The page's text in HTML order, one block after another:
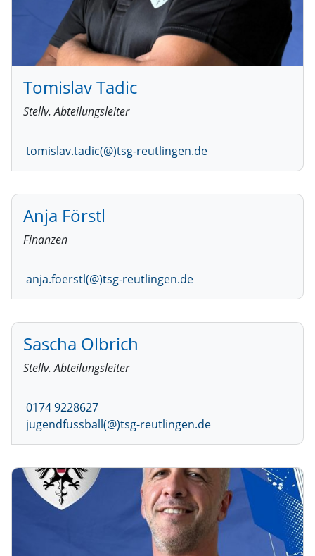
Tomislav Tadic
Stellv. Abteilungsleiter
tomislav.tadic(@)tsg-reutlingen.de
Anja Förstl
Finanzen
anja.foerstl(@)tsg-reutlingen.de
Sascha Olbrich
Stellv. Abteilungsleiter
0174 9228627
jugendfussball(@)tsg-reutlingen.de